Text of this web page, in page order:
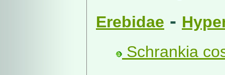
Erebidae -
Schrankia